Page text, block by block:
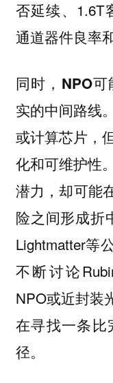
否延续、1.6T
通道器件良率
同时， NPO
实的中间路线。
或计算芯片，
化和可维护性
潜力，却可能
险之间形成折
Lightmatter等
不断讨论
NPO或近封装
在寻找一条比
径。